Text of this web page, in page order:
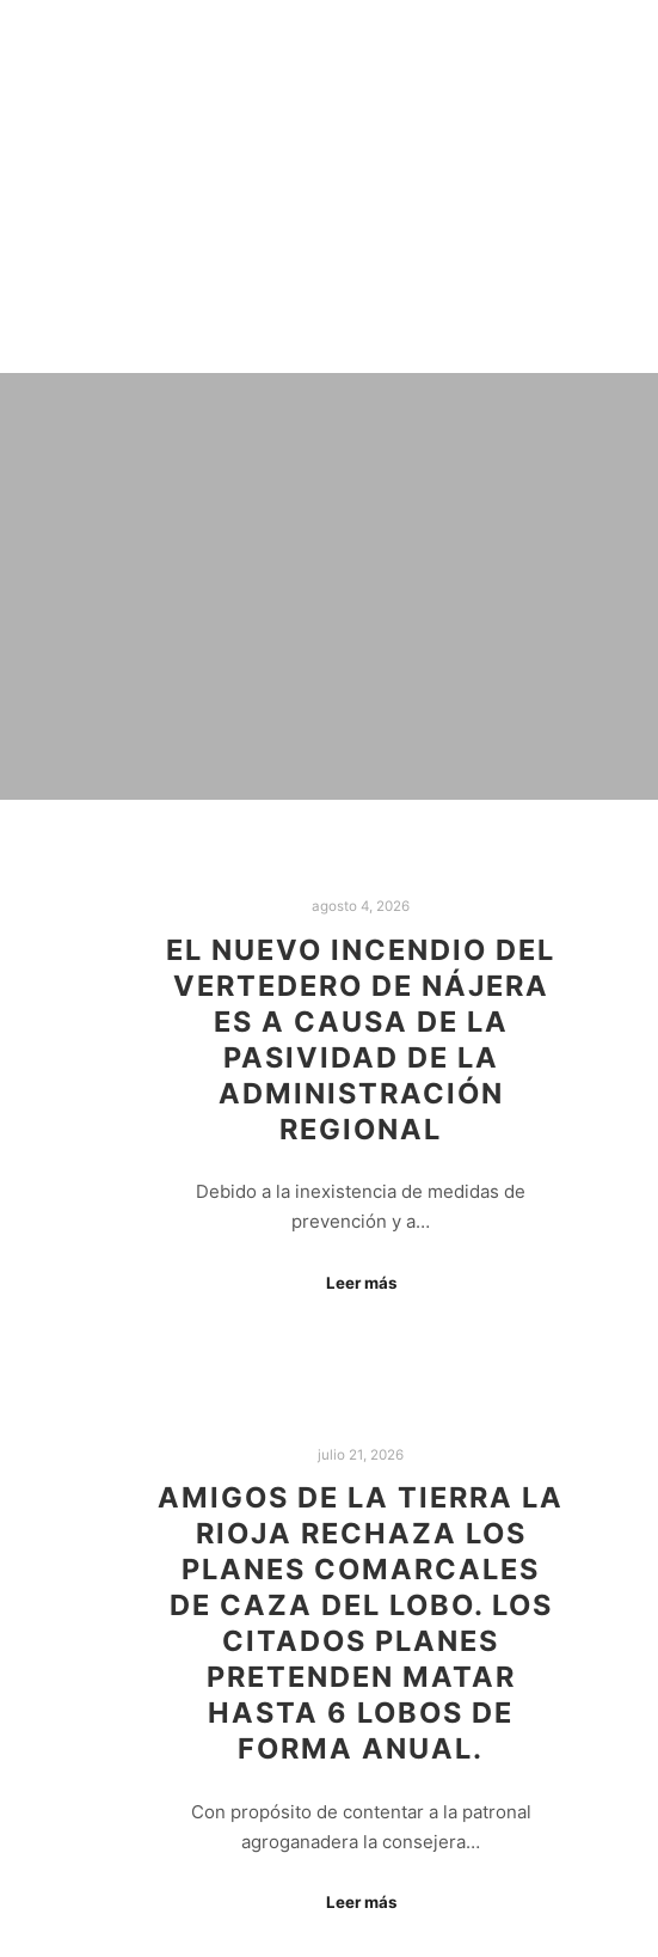
agosto 4, 2026
EL NUEVO INCENDIO DEL
VERTEDERO DE NÁJERA
ES A CAUSA DE LA
PASIVIDAD DE LA
ADMINISTRACIÓN
REGIONAL
Debido a la inexistencia de medidas de
prevención y a…
Leer más
julio 21, 2026
AMIGOS DE LA TIERRA LA
RIOJA RECHAZA LOS
PLANES COMARCALES
DE CAZA DEL LOBO. LOS
CITADOS PLANES
PRETENDEN MATAR
HASTA 6 LOBOS DE
FORMA ANUAL.
Con propósito de contentar a la patronal
agroganadera la consejera…
Leer más